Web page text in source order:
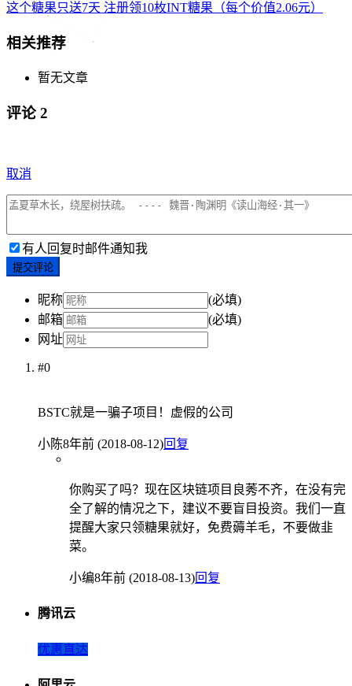
这个糖果只送7天 注册领10枚INT糖果（每个价值2.06元）
相关推荐
暂无文章
评论 2
取消
有人回复时邮件通知我
提交评论
昵称
(必填)
邮箱
(必填)
网址
#0
BSTC就是一骗子项目！虚假的公司
小陈8年前 (2018-08-12)回复
你购买了吗？现在区块链项目良莠不齐，在没有完
全了解的情况之下，建议不要盲目投资。我们一直
提醒大家只领糖果就好，免费薅羊毛，不要做韭
菜。
小编8年前 (2018-08-13)回复
腾讯云
优惠直达